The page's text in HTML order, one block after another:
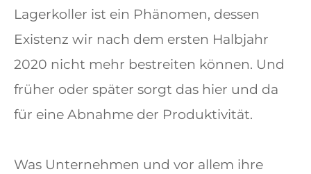
Lagerkoller ist ein Phänomen, dessen
Existenz wir nach dem ersten Halbjahr
2020 nicht mehr bestreiten können. Und
früher oder später sorgt das hier und da
für eine Abnahme der Produktivität.
Was Unternehmen und vor allem ihre